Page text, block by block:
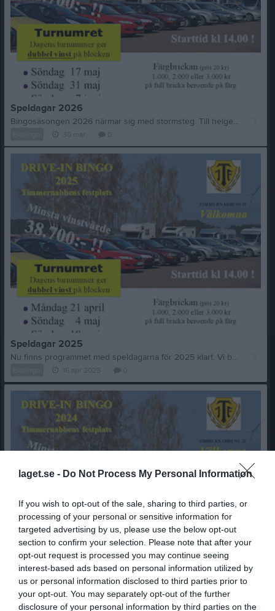
laget.se - Do Not Process My Personal Information
If you wish to opt-out of the sale, sharing to third parties, or
processing of your personal or sensitive information for
targeted advertising by us, please use the below opt-out
section to confirm your selection. Please note that after your
opt-out request is processed you may continue seeing
interest-based ads based on personal information utilized by
us or personal information disclosed to third parties prior to
your opt-out. You may separately opt-out of the further
disclosure of your personal information by third parties on the
Speldagar 2026
Bingosäsongen 2026 närmar sig med stormsteg. Till helgen är det påsk och förra året började vi faktiskt spela redan på annandagen. I år är påsken betydligt tidigare och förra året var det relativt kallt i början av säsongen så därför har vi bestämt att premiäromgången blir några veckor senare jämfört med i fjol - söndagen den 17 maj kl 14.00. Totalt blir det tolv speldagar precis som tidigare. Det kommer variera lite i periodicitet, vilket innebär att det kan vara mellan en och tre veckor mellan spelomgångarna, se bilden. Prisbilden för brickorna är oförändrad. Det betyder att ”en av varje” fortsatt kostar 100 kr. Vinstplanen ser också ut som innan medan priser i övrigt kan vara förändrade. Det gäller i första hand kiosken där priserna generellt förändras mellan åren. Hjärtligt välkomna på bingopremiär söndagen den 17 maj kl 14.00 !
Speldagar 2025
Nu finns programmet med speldagarna för 2025 klart. Vi börjar säsongen redan nu på måndag den 21 april (Annandag Påsk) kl 14.00. Precis som tidigare år räknar vi med att köra tolv speldagar från påsk till mitten av oktober. I år spelar vi i fyra block kan man säga med fjorton dagars mellanrum i varje block. Mellan blocken blir det tre veckors mellanrum. För att lättare förstå så spelar vi tre tillfällen direkt med spel varannan helg. Efter tredje speldagen blir det en lucka på tre veckor innan det blir tre nya speldagar med fjorton dagars mellanrum. Sedan fortsätter det med tre veckors uppehåll innan det blir ett tredje och fjärde block. Ni som varit hos oss tidigare kommer känna igen er. Pris på de olika brickorna är samma som tidgare år. Med anledning av prishöjningar i samhäller generellt kommer det vara lite höjningar på bingomaterialet och troligen i kiosken. Expressbingo och lotter har samma pris som tidigare. Vi ser fram emot att välkomna er till Timmernabbens festplats för fina speldagar tillsammans. Välkomna ! För att se speldagarna klickar ni på pilarna nere till höger i bilden.
Speldagar 2024
Bilbingo 28 maj 2024 0